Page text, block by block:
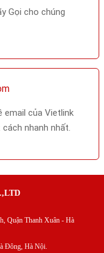
Gọi cho chúng
email của Vietlink
nhanh nhất.
Quận Thanh Xuân - Hà
Đông, Hà Nội.